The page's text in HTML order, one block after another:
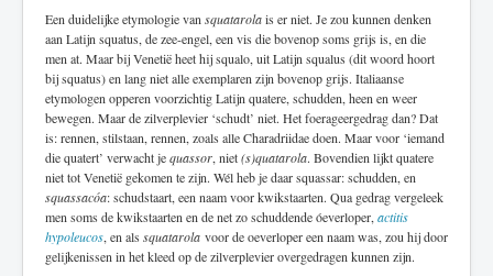
Een duidelijke etymologie vansquatarolais er niet. Je zou kunnen denken
aan Latijn squatus, de zee-engel, een vis die bovenop soms grijs is, en die
men at. Maar bij Venetië heet hij squalo, uit Latijn squalus (dit woord hoort
bij squatus) en lang niet alle exemplaren zijn bovenop grijs. Italiaanse
etymologen opperen voorzichtig Latijn quatere, schudden, heen en weer
bewegen. Maar de zilverplevier ‘schudt’ niet. Het foerageergedrag dan? Dat
is: rennen, stilstaan, rennen, zoals alle Charadriidae doen. Maar voor ‘iemand
die quatert’ verwacht jequassor, niet(s)quatarola. Bovendien lijkt quatere
niet tot Venetië gekomen te zijn. Wél heb je daar squassar: schudden, en
squassacóa: schudstaart, een naam voor kwikstaarten. Qua gedrag vergeleek
men soms de kwikstaarten en de net zo schuddende óeverloper,actitis
hypoleucos, en als squatarola voor de oeverloper een naam was, zou hij door
gelijkenissen in het kleed op de zilverplevier overgedragen kunnen zijn.